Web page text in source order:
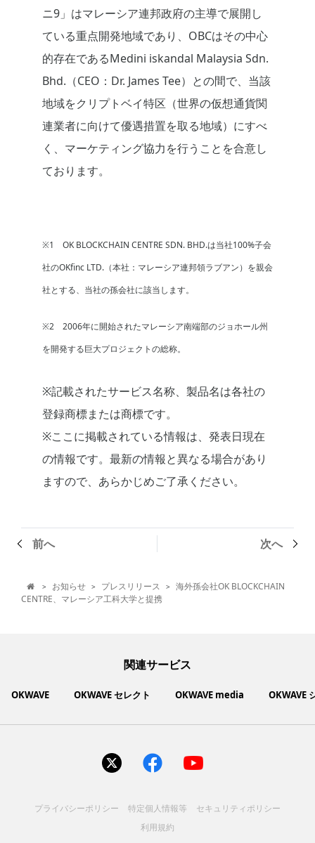
ニ9」はマレーシア連邦政府の主導で展開し
ている重点開発地域であり、OBCはその中心
的存在であるMedini iskandal Malaysia Sdn.
Bhd.（CEO：Dr. James Tee）との間で、当該
地域をクリプトベイ特区（世界の仮想通貨関
連業者に向けて優遇措置を取る地域）にすべ
く、マーケティング協力を行うことを合意し
ております。
※1 OK BLOCKCHAIN CENTRE SDN. BHD.は当社100%子会
社のOKfinc LTD.（本社：マレーシア連邦領ラブアン）を親会
社とする、当社の孫会社に該当します。
※2 2006年に開始されたマレーシア南端部のジョホール州
を開発する巨大プロジェクトの総称。
※記載されたサービス名称、製品名は各社の
登録商標または商標です。
※ここに掲載されている情報は、発表日現在
の情報です。最新の情報と異なる場合があり
ますので、あらかじめご了承ください。
前へ 次へ
 > お知らせ > プレスリリース > 海外孫会社OK BLOCKCHAIN
CENTRE、マレーシア工科大学と提携
関連サービス
OKWAVE OKWAVE セレクト OKWAVE media OKWAVE
生活・暮らし
パソコン・スマートフォン インターネット・Webサービ
健康食品・サプリバス用品
ドリンク・お酒
ト
い物サイト
富士通クライアントコンピュ
ーティング株式会社
NEC LAVIE公式サイトブラザー販売株式会社
ス
プライバシーポリシー 特定個人情報等
セキュリティポリシー
利用規約